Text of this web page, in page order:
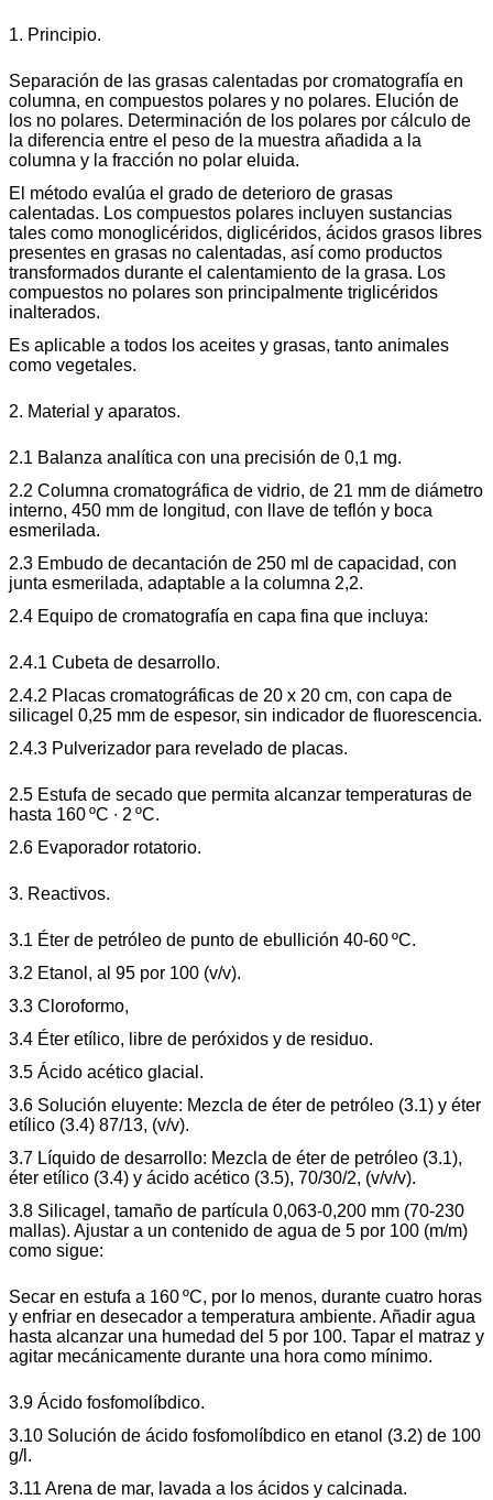
1. Principio.
Separación de las grasas calentadas por cromatografía en
columna, en compuestos polares y no polares. Elución de
los no polares. Determinación de los polares por cálculo de
la diferencia entre el peso de la muestra añadida a la
columna y la fracción no polar eluida.
El método evalúa el grado de deterioro de grasas
calentadas. Los compuestos polares incluyen sustancias
tales como monoglicéridos, diglicéridos, ácidos grasos libres
presentes en grasas no calentadas, así como productos
transformados durante el calentamiento de la grasa. Los
compuestos no polares son principalmente triglicéridos
inalterados.
Es aplicable a todos los aceites y grasas, tanto animales
como vegetales.
2. Material y aparatos.
2.1 Balanza analítica con una precisión de 0,1 mg.
2.2 Columna cromatográfica de vidrio, de 21 mm de diámetro
interno, 450 mm de longitud, con llave de teflón y boca
esmerilada.
2.3 Embudo de decantación de 250 ml de capacidad, con
junta esmerilada, adaptable a la columna 2,2.
2.4 Equipo de cromatografía en capa fina que incluya:
2.4.1 Cubeta de desarrollo.
2.4.2 Placas cromatográficas de 20 x 20 cm, con capa de
silicagel 0,25 mm de espesor, sin indicador de fluorescencia.
2.4.3 Pulverizador para revelado de placas.
2.5 Estufa de secado que permita alcanzar temperaturas de
hasta 160 ºC ∙ 2 ºC.
2.6 Evaporador rotatorio.
3. Reactivos.
3.1 Éter de petróleo de punto de ebullición 40-60 ºC.
3.2 Etanol, al 95 por 100 (v/v).
3.3 Cloroformo,
3.4 Éter etílico, libre de peróxidos y de residuo.
3.5 Ácido acético glacial.
3.6 Solución eluyente: Mezcla de éter de petróleo (3.1) y éter
etílico (3.4) 87/13, (v/v).
3.7 Líquido de desarrollo: Mezcla de éter de petróleo (3.1),
éter etílico (3.4) y ácido acético (3.5), 70/30/2, (v/v/v).
3.8 Silicagel, tamaño de partícula 0,063-0,200 mm (70-230
mallas). Ajustar a un contenido de agua de 5 por 100 (m/m)
como sigue:
Secar en estufa a 160 ºC, por lo menos, durante cuatro horas
y enfriar en desecador a temperatura ambiente. Añadir agua
hasta alcanzar una humedad del 5 por 100. Tapar el matraz y
agitar mecánicamente durante una hora como mínimo.
3.9 Ácido fosfomolíbdico.
3.10 Solución de ácido fosfomolíbdico en etanol (3.2) de 100
g/l.
3.11 Arena de mar, lavada a los ácidos y calcinada.